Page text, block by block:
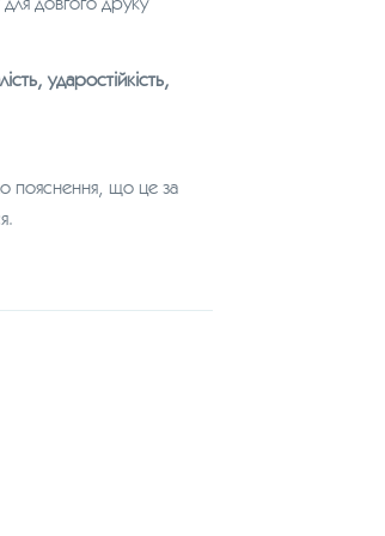
ударостійкість,
пояснення, що це за